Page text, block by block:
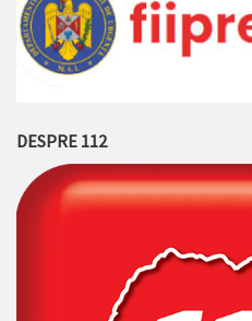
DESPRE 112